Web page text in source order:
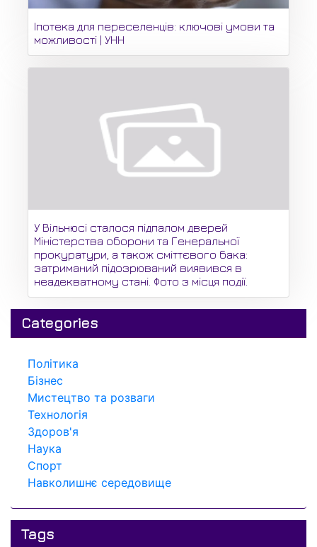
Іпотека для переселенців: ключові умови та
можливості | УНН
У Вільнюсі сталося підпалом дверей
Міністерства оборони та Генеральної
прокуратури, а також сміттєвого бака:
затриманий підозрюваний виявився в
неадекватному стані. Фото з місця події.
Categories
Політика
Бізнес
Мистецтво та розваги
Технологія
Здоров'я
Наука
Спорт
Навколишнє середовище
Tags